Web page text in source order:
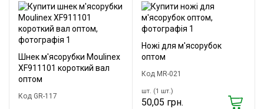
Шнек м'ясорубки Moulinex
XF911101 короткий вал
оптом
Код GR-117
Ножі для м'ясорубок
оптом
Код MR-021
шт. (1 шт.)
50,05 грн.